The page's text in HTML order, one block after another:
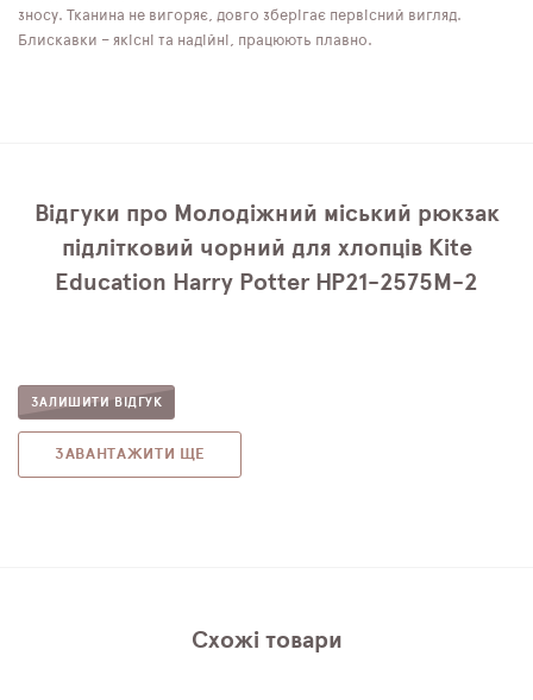
зносу. Тканина не вигоряє, довго зберігає первісний вигляд.
Блискавки – якісні та надійні, працюють плавно.
Відгуки про Молодіжний міський рюкзак
підлітковий чорний для хлопців Kite
Education Harry Potter HP21-2575M-2
ЗАЛИШИТИ ВІДГУК
ЗАВАНТАЖИТИ ЩЕ
Схожі товари